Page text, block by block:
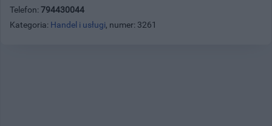
Telefon: 794430044
Kategoria: Handel i usługi, numer: 3261